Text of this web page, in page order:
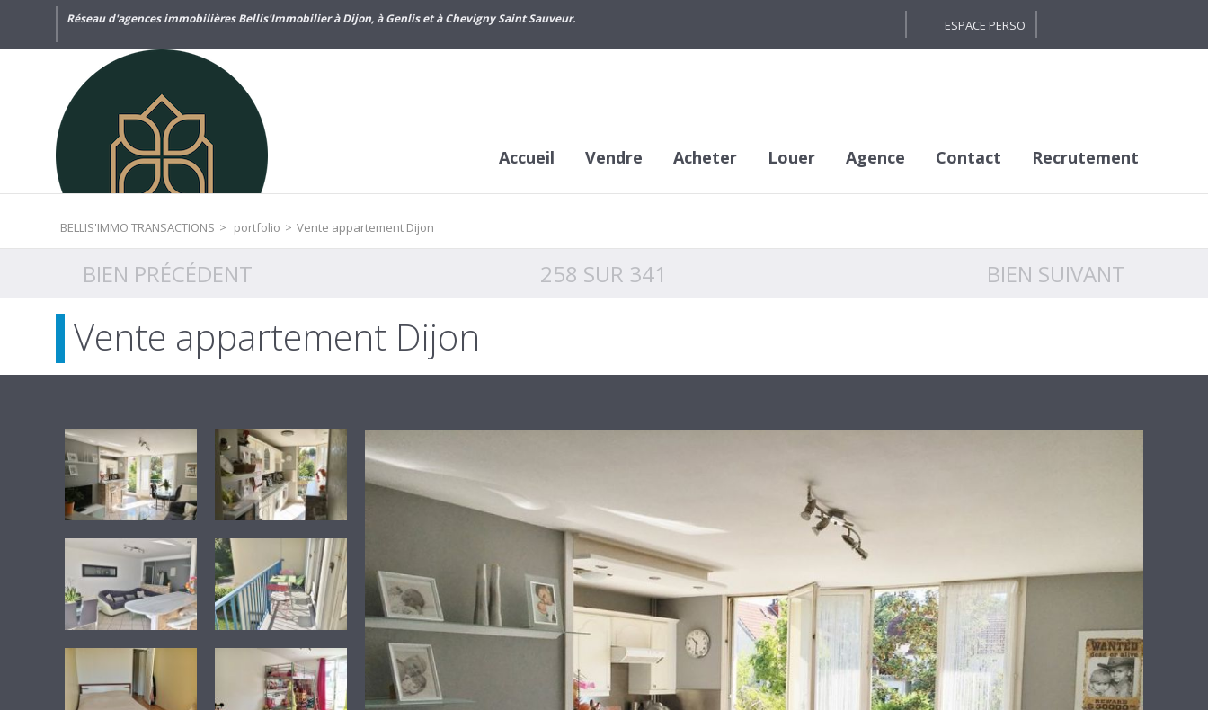
Réseau d'agences immobilières Bellis'Immobilier à Dijon, à Genlis et à Chevigny Saint Sauveur. ESPACE PERSO
Accueil Vendre Acheter Louer Agence Contact Recrutement
BELLIS'IMMO TRANSACTIONS > portfolio > Vente appartement Dijon
BIEN PRÉCÉDENT 258 SUR 341 BIEN SUIVANT
Vente appartement Dijon